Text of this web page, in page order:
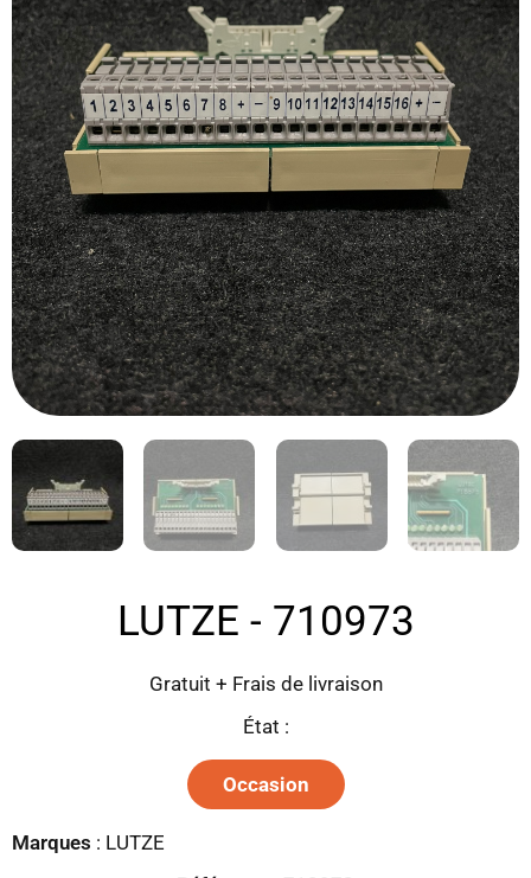
LUTZE - 710973
Gratuit + Frais de livraison
État :
Occasion
Marques : LUTZE